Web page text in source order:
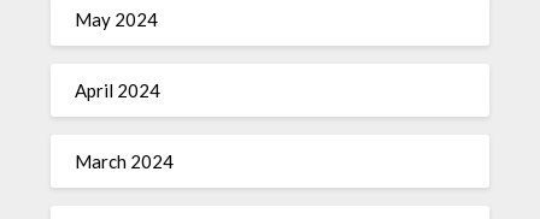
May 2024
April 2024
March 2024